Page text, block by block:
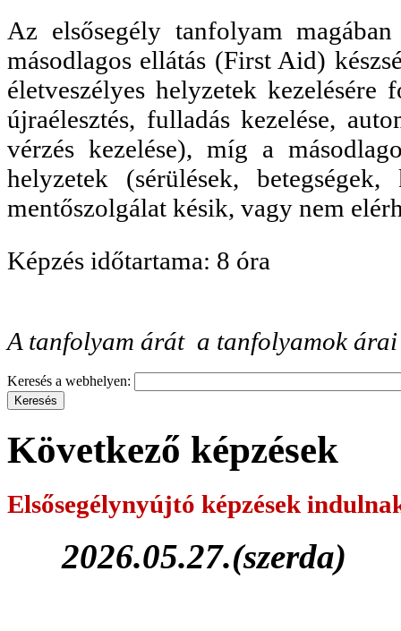
Az elsősegély tanfolyam
másodlagos ellátás (First Aid)
életveszélyes helyzetek kezelésére
újraélesztés, fulladás kezelése,
vérzés kezelése), míg a
helyzetek (sérülések,
mentőszolgálat késik, vagy nem
Képzés időtartama: 8 óra
A tanfolyam árát a tanfolyamok
Keresés a webhelyen:
Következő képzések
Elsősegélynyújtó képzések
2026.05.27.(szerda)